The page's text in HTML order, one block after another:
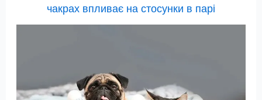
чакрах впливає на стосунки в парі